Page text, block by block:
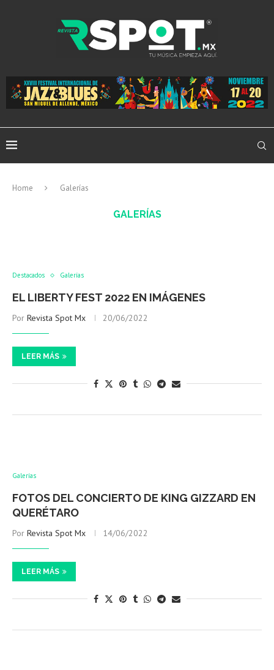
Home Galerías
GALERÍAS
Destacados Galerías
EL LIBERTY FEST 2022 EN IMÁGENES
Por Revista Spot Mx 20/06/2022
LEER MÁS
Galerías
FOTOS DEL CONCIERTO DE KING GIZZARD EN
QUERÉTARO
Por Revista Spot Mx 14/06/2022
LEER MÁS